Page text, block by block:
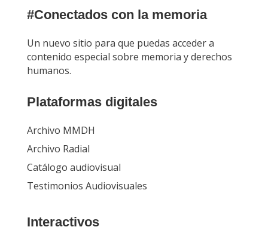
#Conectados con la memoria
Un nuevo sitio para que puedas acceder a
contenido especial sobre memoria y derechos
humanos.
Plataformas digitales
Archivo MMDH
Archivo Radial
Catálogo audiovisual
Testimonios Audiovisuales
Interactivos